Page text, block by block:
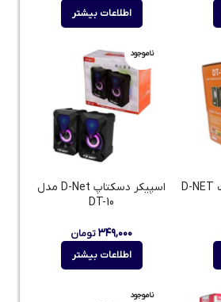
اطلاعات بیشتر
اسپیکر دسکتاپ دی-نت D-NET
ناموجود
اسپیکر دسکتاپ D-Net مدل
DT-10
۳۴۹,۰۰۰تومان
اطلاعات بیشتر
ناموجود